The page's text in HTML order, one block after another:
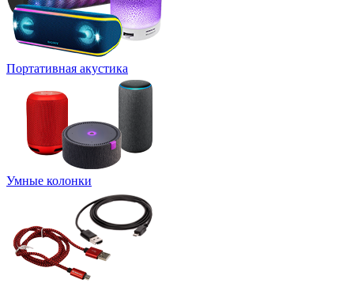
Портативная акустика
Умные колонки